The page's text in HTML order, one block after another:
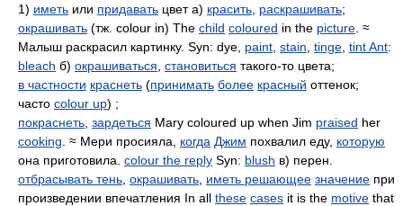
1) иметь или придавать цвет а) красить раскрашивать;
окрашивать (тж. colour in) The child coloured in the picture . ≈
Малыш раскрасил картинку. Syn: dye, paint stain tinge tint Ant:
bleach б) окрашиваться становиться такого-то цвета;
в частности краснеть (принимать более красный оттенок;
часто colour up) ;
покраснеть зардеться Mary coloured up when Jim praised her
cooking . ≈ Мери просияла, когда Джим похвалил еду, которую
она приготовила. colour the reply Syn: blush в) перен.
отбрасывать тень окрашивать иметь решающее значение при
произведении впечатления In all these cases it is the motive that